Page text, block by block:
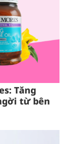
Tăng
từ bên